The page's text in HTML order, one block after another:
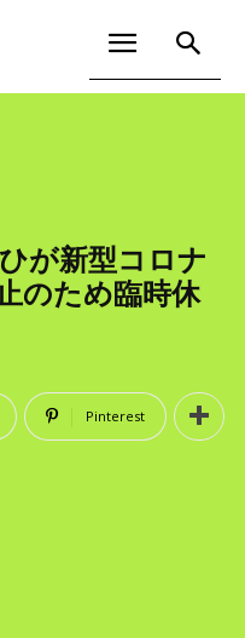
が新型コロナ
のため臨時休
Pinterest